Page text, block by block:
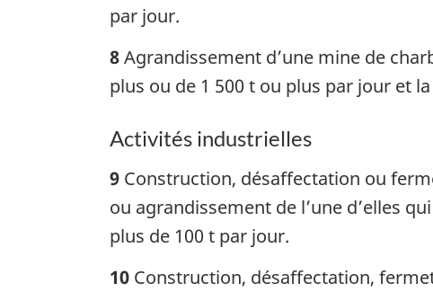
par jour.
8Agrandissement d’une mine de
plus ou de 1 500 t ou plus par jour et
Activités industrielles
9 Construction, désaffectation ou
ou agrandissement de l’une d’elles
plus de 100 t par jour.
10 Construction, désaffectation,